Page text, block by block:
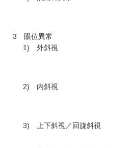
3 眼位異常
1) 外斜視
2) 内斜視
3) 上下斜視／回旋斜視